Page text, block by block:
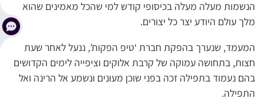
הנשמות מעלה מעלה בכיסופי קודש למי שהכל מאמינים שהוא
מלך עולם היודע יצר כל יצורים.
המעמד, שנערך בהפקת חברת ‘טיפ הפקות’, ננעל לאחר שעת
חצות, בתחושה עמוקה של קרבת אלוקים וציפייה לימים הקדושים
בהם נעמוד בתפילה זכה בפני שוכן מעונים ונשמע אל הרינה ואל
התפילה.